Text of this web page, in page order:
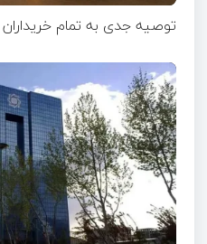
توصیه جدی به تمام خریداران